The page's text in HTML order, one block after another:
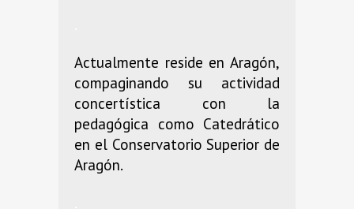
Actualmente reside en Aragón,
compaginando su actividad
concertística con la
pedagógica como Catedrático
en el Conservatorio Superior de
Aragón.